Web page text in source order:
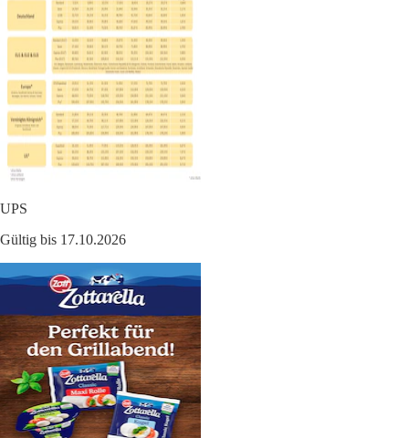
UPS
Gültig bis 17.10.2026